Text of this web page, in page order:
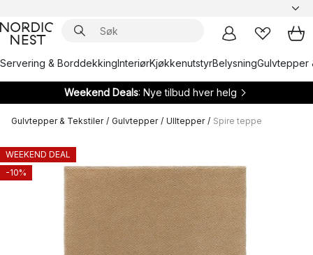
Servering & BorddekkingInteriørKjøkkenutstyrBelysningGulvtepper
Weekend Deals: Nye tilbud hver helg
Gulvtepper & Tekstiler / Gulvtepper / Ulltepper / Spire teppe
WEEKEND DEAL
-10%